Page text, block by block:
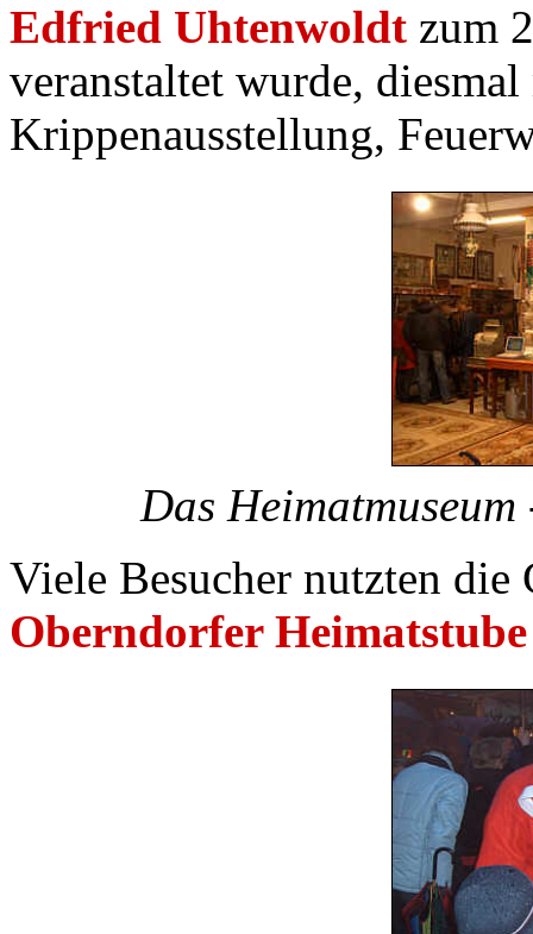
Edfried Uhtenwoldt zum
veranstaltet wurde,
Krippenausstellung,
Das
Viele Besucher nutzten die
Oberndorfer Heimatstube